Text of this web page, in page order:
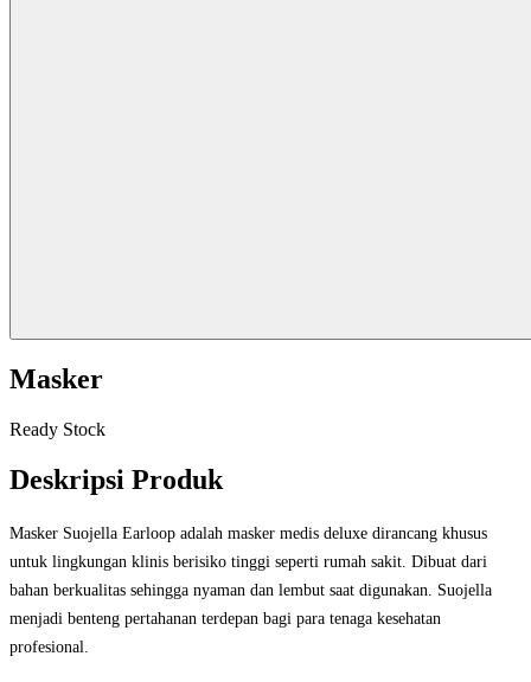
Masker
Ready Stock
Deskripsi Produk
Masker Suojella Earloop adalah masker medis deluxe dirancang khusus
untuk lingkungan klinis berisiko tinggi seperti rumah sakit. Dibuat dari
bahan berkualitas sehingga nyaman dan lembut saat digunakan. Suojella
menjadi benteng pertahanan terdepan bagi para tenaga kesehatan
profesional.